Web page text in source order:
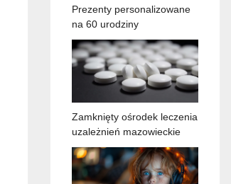
Prezenty personalizowane
na 60 urodziny
Zamknięty ośrodek leczenia
uzależnień mazowieckie